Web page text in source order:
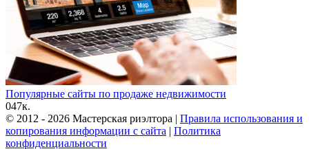
Популярные сайты по продаже недвижимости
047к.
© 2012 - 2026 Мастерская риэлтора | Правила использования и
копирования информации с сайта | Политика
конфиденциальности